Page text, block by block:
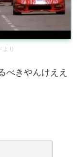
より
べきやんけええ